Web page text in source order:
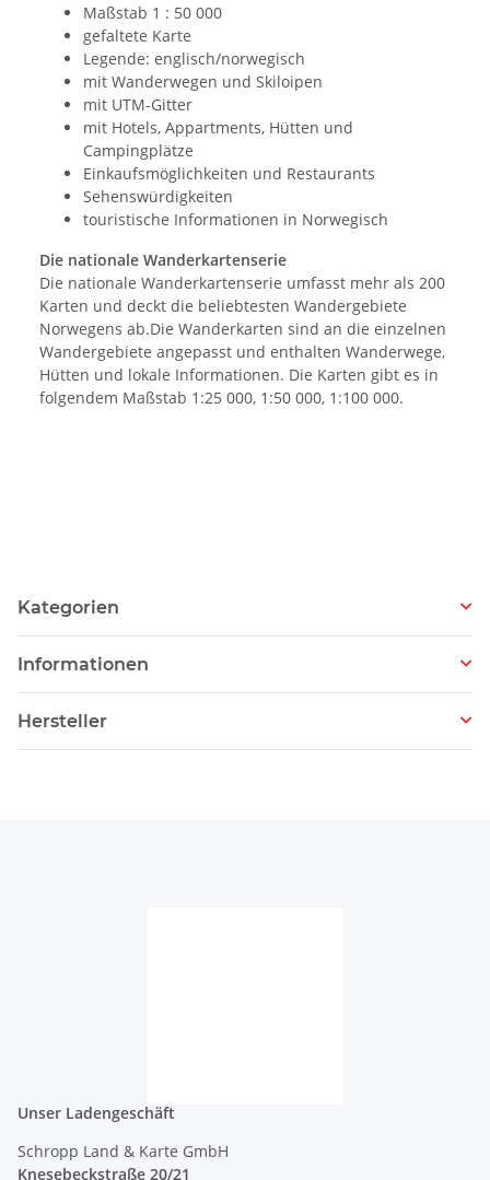
Maßstab 1 : 50 000
gefaltete Karte
Legende: englisch/norwegisch
mit Wanderwegen und Skiloipen
mit UTM-Gitter
mit Hotels, Appartments, Hütten und
Campingplätze
Einkaufsmöglichkeiten und Restaurants
Sehenswürdigkeiten
touristische Informationen in Norwegisch
Die nationale Wanderkartenserie
Die nationale Wanderkartenserie umfasst mehr als 200
Karten und deckt die beliebtesten Wandergebiete
Norwegens ab.Die Wanderkarten sind an die einzelnen
Wandergebiete angepasst und enthalten Wanderwege,
Hütten und lokale Informationen. Die Karten gibt es in
folgendem Maßstab 1:25 000, 1:50 000, 1:100 000.
Kategorien
Informationen
Hersteller
Unser Ladengeschäft
Schropp Land & Karte GmbH
Knesebeckstraße 20/21